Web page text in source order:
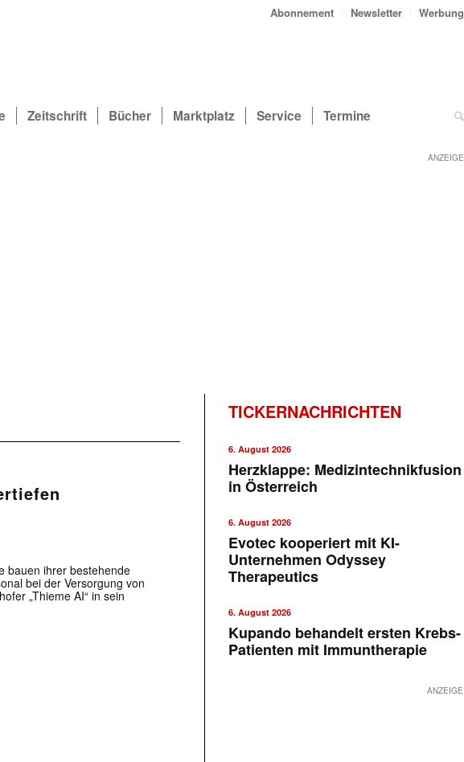
Abonnement Newsletter Werbung
Zeitschrift Bücher Marktplatz Service Termine
ANZEIGE
bauen ihrer bestehende
bei der Versorgung von
„Thieme AI“ in sein
TICKERNACHRICHTEN
6. August 2026
Herzklappe: Medizintechnikfusion
in Österreich
6. August 2026
Evotec kooperiert mit KI-
Unternehmen Odyssey
Therapeutics
6. August 2026
Kupando behandelt ersten Krebs-
Patienten mit Immuntherapie
ANZEIGE